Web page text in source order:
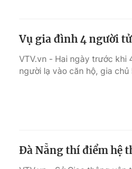
Vụ gia đình 4 người
VTV.vn - Hai ngày trước khi
người lạ vào căn hộ, gia chủ
Đà Nẵng thí điểm hệ